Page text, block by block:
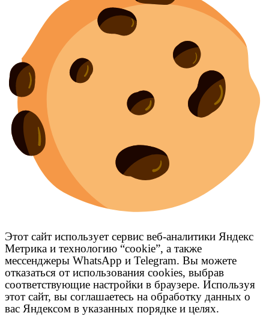
Этот сайт использует сервис веб-аналитики Яндекс
Метрика и технологию “cookie”, а также
мессенджеры WhatsApp и Telegram. Вы можете
отказаться от использования cookies, выбрав
соответствующие настройки в браузере. Используя
этот сайт, вы соглашаетесь на обработку данных о
вас Яндексом в указанных порядке и целях.